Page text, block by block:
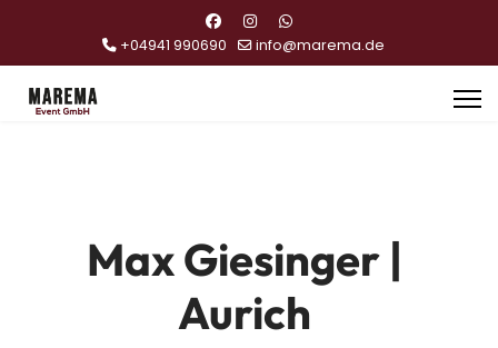
+04941 990690 info@marema.de
Max Giesinger |
Aurich